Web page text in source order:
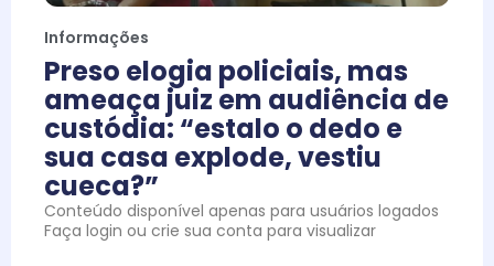
Informações
Preso elogia policiais, mas
ameaça juiz em audiência de
custódia: “estalo o dedo e
sua casa explode, vestiu
cueca?”
Conteúdo disponível apenas para usuários logados
Faça login ou crie sua conta para visualizar